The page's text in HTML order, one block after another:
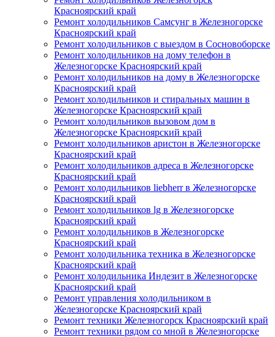
Красноярский край
Ремонт холодильников Самсунг в Железногорске
Красноярский край
Ремонт холодильников с выездом в Сосновоборске
Ремонт холодильников на дому телефон в
Железногорске Красноярский край
Ремонт холодильников на дому в Железногорске
Красноярский край
Ремонт холодильников и стиральных машин в
Железногорске Красноярский край
Ремонт холодильников вызовом дом в
Железногорске Красноярский край
Ремонт холодильников аристон в Железногорске
Красноярский край
Ремонт холодильников адреса в Железногорске
Красноярский край
Ремонт холодильников liebherr в Железногорске
Красноярский край
Ремонт холодильников lg в Железногорске
Красноярский край
Ремонт холодильников в Железногорске
Красноярский край
Ремонт холодильника техника в Железногорске
Красноярский край
Ремонт холодильника Индезит в Железногорске
Красноярский край
Ремонт управления холодильником в
Железногорске Красноярский край
Ремонт техники Железногорск Красноярский край
Ремонт техники рядом со мной в Железногорске